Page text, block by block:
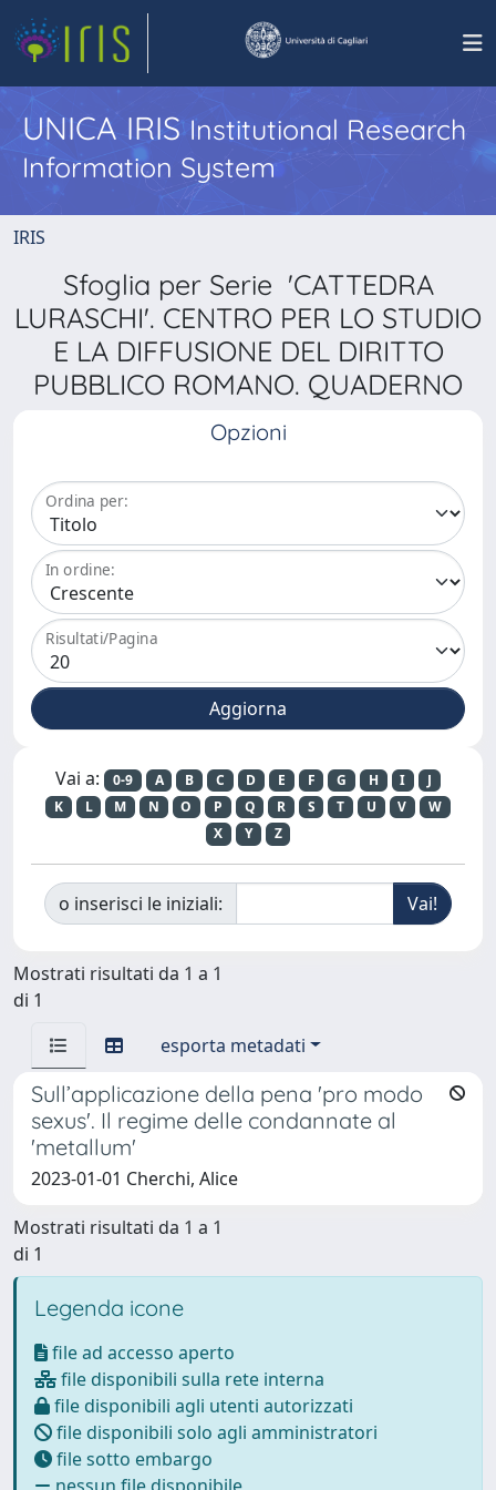
UNICA IRISInstitutional Research
Information System
IRIS
Sfoglia per Serie 'CATTEDRA
LURASCHI'. CENTRO PER LO STUDIO
E LA DIFFUSIONE DEL DIRITTO
PUBBLICO ROMANO. QUADERNO
Opzioni
Ordina per:
In ordine:
Risultati/Pagina
Vai a: 0-9 A B C D E F G H I
J
K
L M N O P Q R S T U V
W
X
Y Z
o inserisci le iniziali:
Mostrati risultati da 1 a 1
di 1
esporta metadati
Sull’applicazione della pena 'pro modo
sexus'. Il regime delle condannate al
'metallum'
2023-01-01 Cherchi, Alice
Mostrati risultati da 1 a 1
di 1
Legenda icone
file ad accesso aperto
file disponibili sulla rete interna
file disponibili agli utenti autorizzati
file disponibili solo agli amministratori
file sotto embargo
nessun file disponibile